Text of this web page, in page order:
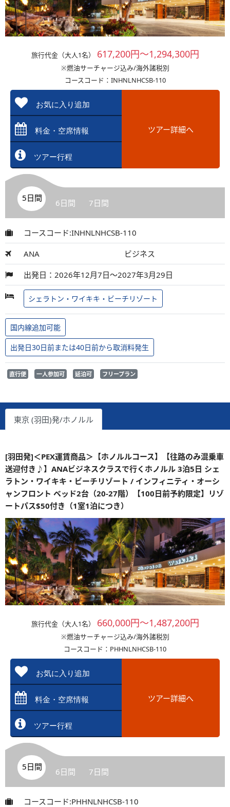
旅行代金（大人1名） 617,200円～1,294,300円
※燃油サーチャージ込み/海外諸税別
コースコード：INHNLNHCSB-110
お気に入り追加
料金・空席情報
ツアー行程
ツアー詳細へ
5日間 6日間 7日間
コースコード:INHNLNHCSB-110
ANA ビジネス
出発日：2026年12月7日～2027年3月29日
シェラトン・ワイキキ・ビーチリゾート
国内線追加可能
出発日30日前または40日前から取消料発生
直行便 一人参加可 延泊可 フリープラン
東京 (羽田)発/ホノルル
[羽田発]＜PEX運賃商品＞【ホノルルコース】【往路のみ混乗車
送迎付き♪】ANAビジネスクラスで行くホノルル 3泊5日 シェ
ラトン・ワイキキ・ビーチリゾート / インフィニティ・オーシ
ャンフロント ベッド2台（20-27階）【100日前予約限定】リゾ
ートパス$50付き（1室1泊につき）
旅行代金（大人1名） 660,000円～1,487,200円
※燃油サーチャージ込み/海外諸税別
コースコード：PHHNLNHCSB-110
お気に入り追加
料金・空席情報
ツアー行程
ツアー詳細へ
5日間 6日間 7日間
コースコード:PHHNLNHCSB-110